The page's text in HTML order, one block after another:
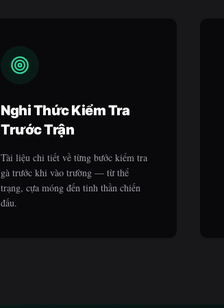
Nghi Thức Kiểm Tra
Trước Trận
Tài liệu chi tiết về từng bước kiểm tra
gà trước khi vào trường — từ thể
trạng, cựa móng đến tinh thần chiến
đấu.